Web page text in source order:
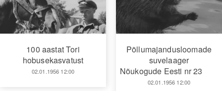
100 aastat Tori
hobusekasvatust
02.01.1956 12:00
Põllumajandusloomade
suvelaager
Nõukogude Eesti nr 23
02.01.1956 12:00